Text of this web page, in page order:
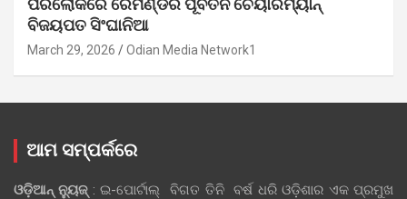
ପରଲୋକରେ ରେମଣ୍ଡର ପୂର୍ବତନ ଚେୟାରମ୍ୟାନ୍
ବିଜୟପତ ସିଂଘାନିଆ
March 29, 2026 Odian Media Network1
ଆମ ସମ୍ପର୍କରେ
ଓଡ଼ିଆନ୍‍ ନ୍ୟୁଜ୍‍: ଇ-ପୋର୍ଟାଲ୍ ବିଗତ ତିନି ବର୍ଷ ଧରି ଓଡ଼ିଶାର ଏକ ପ୍ରମୁଖ